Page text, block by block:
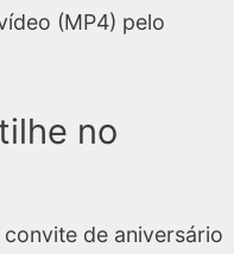
(MP4) pelo
no
de aniversário